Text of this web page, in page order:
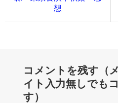
想
コメントを残す（
イト入力無しでも
す）